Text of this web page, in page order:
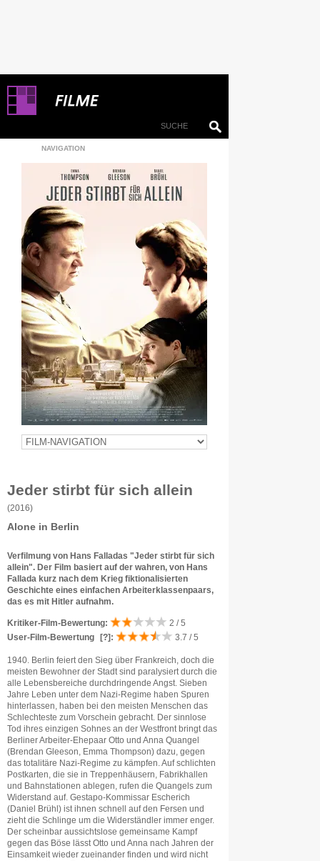
NAVIGATION
Jeder stirbt für sich allein
(2016)
Alone in Berlin
Verfilmung von Hans Falladas "Jeder stirbt für sich
allein". Der Film basiert auf der wahren, von Hans
Fallada kurz nach dem Krieg fiktionalisierten
Geschichte eines einfachen Arbeiterklassenpaars,
das es mit Hitler aufnahm.
Kritiker-Film-Bewertung:
2 / 5
User-Film-Bewertung
[?] : 3.7 / 5
1940. Berlin feiert den Sieg über Frankreich, doch die
meisten Bewohner der Stadt sind paralysiert durch die
alle Lebensbereiche durchdringende Angst. Sieben
Jahre Leben unter dem Nazi-Regime haben Spuren
hinterlassen, haben bei den meisten Menschen das
Schlechteste zum Vorschein gebracht. Der sinnlose
Tod ihres einzigen Sohnes an der Westfront bringt das
Berliner Arbeiter-Ehepaar Otto und Anna Quangel
(Brendan Gleeson, Emma Thompson) dazu, gegen
das totalitäre Nazi-Regime zu kämpfen. Auf schlichten
Postkarten, die sie in Treppenhäusern, Fabrikhallen
und Bahnstationen ablegen, rufen die Quangels zum
Widerstand auf. Gestapo-Kommissar Escherich
(Daniel Brühl) ist ihnen schnell auf den Fersen und
zieht die Schlinge um die Widerständler immer enger.
Der scheinbar aussichtslose gemeinsame Kampf
gegen das Böse lässt Otto und Anna nach Jahren der
Einsamkeit wieder zueinander finden und wird nicht